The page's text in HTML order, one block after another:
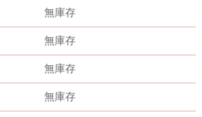
無庫存
無庫存
無庫存
無庫存